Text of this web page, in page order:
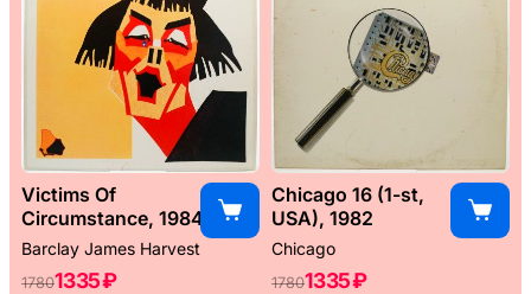
Victims Of
Circumstance, 1984
Barclay James Harvest
17801335 ₽
Chicago 16 (1-st,
USA), 1982
Chicago
17801335 ₽